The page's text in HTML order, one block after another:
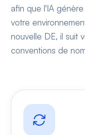
afin que l'IA
votre
nouvelle DE, il suit
conventions de